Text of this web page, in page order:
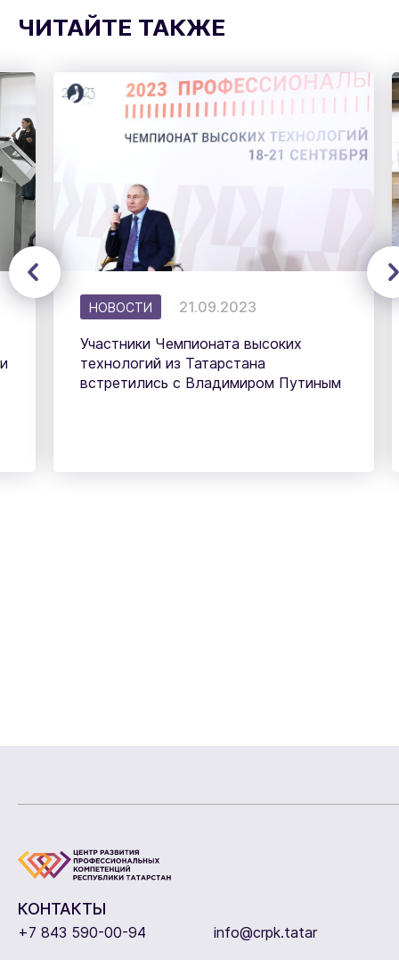
ЧИТАЙТЕ ТАКЖЕ
НОВОСТИ 21.09.2023
Участники Чемпионата высоких
технологий из Татарстана
встретились с Владимиром Путиным
КОНТАКТЫ
+7 843 590-00-94 info@crpk.tatar